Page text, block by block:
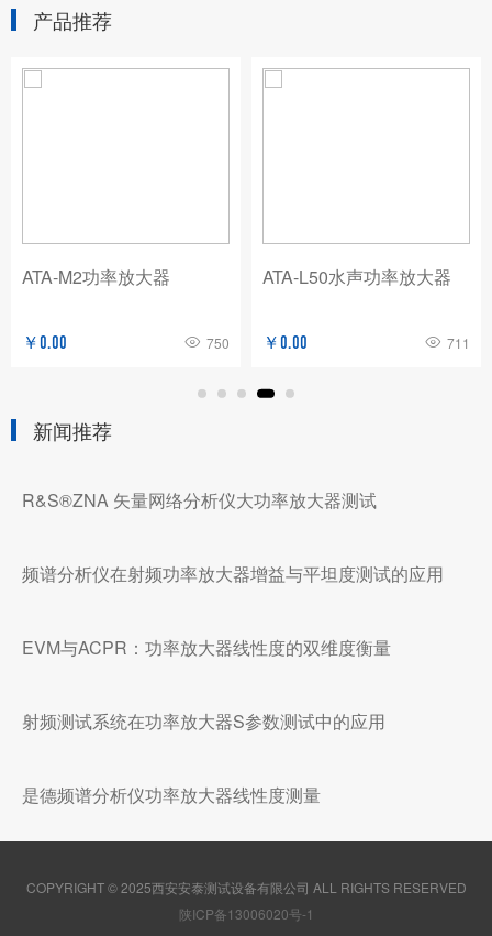
产品推荐
ATA-M2功率放大器
￥0.00 750
ATA-L50水声功率放大器
￥0.00 711
新闻推荐
R&S®ZNA 矢量网络分析仪大功率放大器测试
频谱分析仪在射频功率放大器增益与平坦度测试的应用
EVM与ACPR：功率放大器线性度的双维度衡量
射频测试系统在功率放大器S参数测试中的应用
是德频谱分析仪功率放大器线性度测量
COPYRIGHT © 2025西安安泰测试设备有限公司 ALL RIGHTS RESERVED
陕ICP备13006020号-1